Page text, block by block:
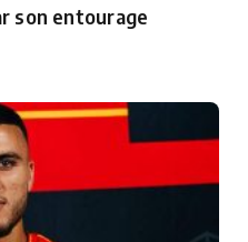
son entourage